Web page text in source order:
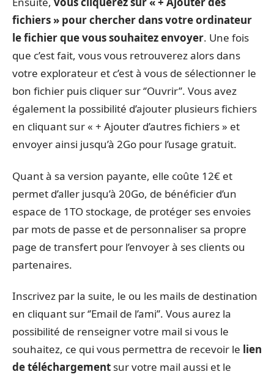
fichiers » pour chercher dans votre ordinateur
le fichier que vous souhaitez envoyer. Une fois
que c’est fait, vous vous retrouverez alors dans
votre explorateur et c’est à vous de sélectionner le
bon fichier puis cliquer sur ‘’Ouvrir’’. Vous avez
également la possibilité d’ajouter plusieurs fichiers
en cliquant sur « + Ajouter d’autres fichiers » et
envoyer ainsi jusqu’à 2Go pour l’usage gratuit.
Quant à sa version payante, elle coûte 12€ et
permet d’aller jusqu’à 20Go, de bénéficier d’un
espace de 1TO stockage, de protéger ses envoies
par mots de passe et de personnaliser sa propre
page de transfert pour l’envoyer à ses clients ou
partenaires.
Inscrivez par la suite, le ou les mails de destination
en cliquant sur ‘’Email de l’ami’’. Vous aurez la
possibilité de renseigner votre mail si vous le
souhaitez, ce qui vous permettra de recevoir le lien
de téléchargement sur votre mail aussi et le